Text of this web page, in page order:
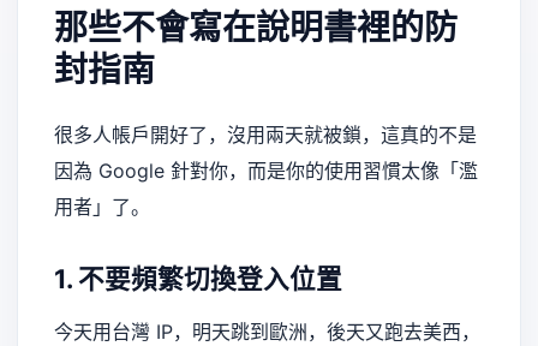
那些不會寫在說明書裡的防
封指南
很多人帳戶開好了，沒用兩天就被鎖，這真的不是
因為 Google 針對你，而是你的使用習慣太像「濫
用者」了。
1. 不要頻繁切換登入位置
今天用台灣 IP，明天跳到歐洲，後天又跑去美西，